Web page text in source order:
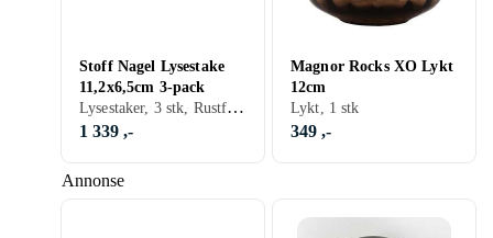
Annonse
Stoff Nagel Lysestake
11,2x6,5cm 3-pack
Lysestaker, 3 stk, Rustfritt/krom, Sort, Sølv, Aluminium, Grå/Antrasitt, Gull, Kopper, Messing
1 339 ,-
Magnor Rocks XO Lykt
12cm
Lykt, 1 stk
349 ,-